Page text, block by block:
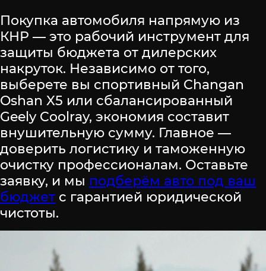
Покупка автомобиля напрямую из
КНР — это рабочий инструмент для
защиты бюджета от дилерских
накруток. Независимо от того,
выберете вы спортивный Changan
Oshan X5 или сбалансированный
Geely Coolray, экономия составит
внушительную сумму. Главное —
доверить логистику и таможенную
очистку профессионалам. Оставьте
заявку, и мы подберём авто под ваш
бюджет с гарантией юридической
чистоты.